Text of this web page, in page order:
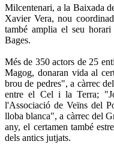
Milcentenari, a la Baixada
Xavier Vera, nou
també amplia el seu
Bages.
Més de 350 actors de 25
Magog, donaran vida al
brou de pedres", a càrrec
entre el Cel i la Terra;
l'Associació de Veïns del
lloba blanca", a càrrec del
any, el certamen també
dels antics jutjats.